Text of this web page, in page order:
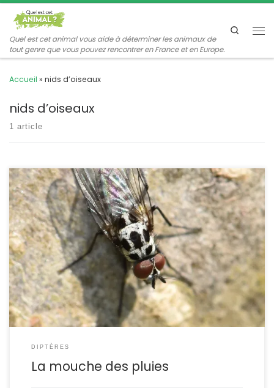
Passer au contenu
Quel est cet animal vous aide à déterminer les animaux de
tout genre que vous pouvez rencontrer en France et en Europe.
Search
Accueil » nids d’oiseaux
nids d’oiseaux
1 article
C’est une petite mouche grise très discrète, dont les jolis motifs
n’apparaissent qu’en vue rapprochée. Son nom vient du fait que
les danses des mâles étaient supposées annoncer la pluie. Il y a
deux espèces très proches qu’il est cependant assez facile de
distinguer sur les photos. Anthomyia pluvialis Linnaeus,1758
POSITION SYSTÉMATIQUE : […]
DIPTÈRES
La mouche des pluies